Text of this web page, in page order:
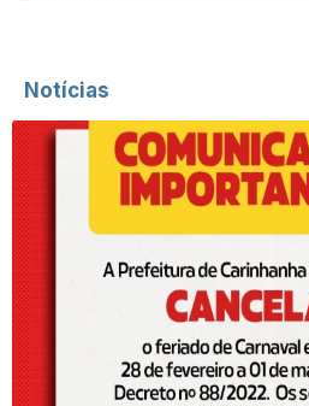
Notícias